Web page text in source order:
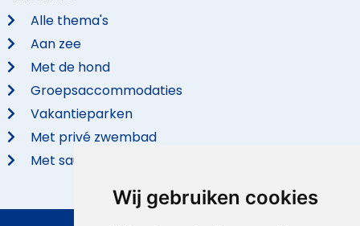
Wij gebruiken cookies
Alle thema's
Aan zee
Met de hond
Groepsaccommodaties
Vakantieparken
Met privé zwembad
Met sauna